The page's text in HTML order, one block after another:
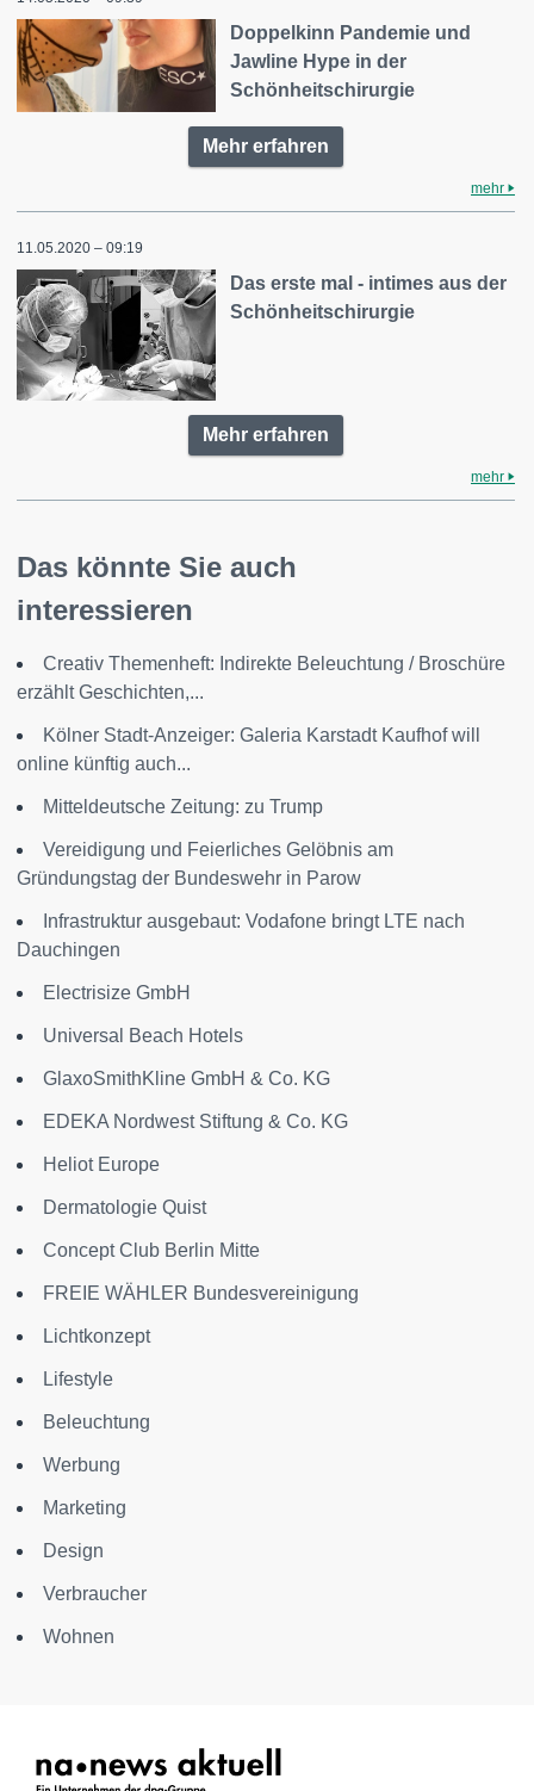
Doppelkinn Pandemie und
Jawline Hype in der
Schönheitschirurgie
Mehr erfahren
mehr
11.05.2020 – 09:19
Das erste mal - intimes aus der
Schönheitschirurgie
Mehr erfahren
mehr
Das könnte Sie auch
interessieren
Creativ Themenheft: Indirekte Beleuchtung / Broschüre
erzählt Geschichten,...
Kölner Stadt-Anzeiger: Galeria Karstadt Kaufhof will
online künftig auch...
Mitteldeutsche Zeitung: zu Trump
Vereidigung und Feierliches Gelöbnis am
Gründungstag der Bundeswehr in Parow
Infrastruktur ausgebaut: Vodafone bringt LTE nach
Dauchingen
Electrisize GmbH
Universal Beach Hotels
GlaxoSmithKline GmbH & Co. KG
EDEKA Nordwest Stiftung & Co. KG
Heliot Europe
Dermatologie Quist
Concept Club Berlin Mitte
FREIE WÄHLER Bundesvereinigung
Lichtkonzept
Lifestyle
Beleuchtung
Werbung
Marketing
Design
Verbraucher
Wohnen